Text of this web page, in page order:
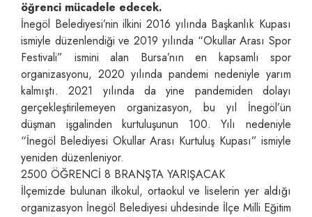
öğrenci mücadele edecek.
İnegöl Belediyesi’nin ilkini 2016 yılında Başkanlık Kupası
ismiyle düzenlendiği ve 2019 yılında “Okullar Arası Spor
Festivali” ismini alan Bursa’nın en kapsamlı spor
organizasyonu, 2020 yılında pandemi nedeniyle yarım
kalmıştı. 2021 yılında da yine pandemiden dolayı
gerçekleştirilemeyen organizasyon, bu yıl İnegöl’ün
düşman işgalinden kurtuluşunun 100. Yılı nedeniyle
“İnegöl Belediyesi Okullar Arası Kurtuluş Kupası” ismiyle
yeniden düzenleniyor.
2500 ÖĞRENCİ 8 BRANŞTA YARIŞACAK
İlçemizde bulunan ilkokul, ortaokul ve liselerin yer aldığı
organizasyon İnegöl Belediyesi uhdesinde İlçe Milli Eğitim